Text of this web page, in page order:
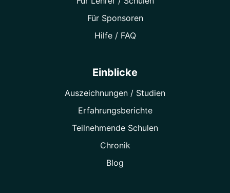
Für Sponsoren
Hilfe / FAQ
Einblicke
Auszeichnungen / Studien
Erfahrungsberichte
Teilnehmende Schulen
Chronik
Blog